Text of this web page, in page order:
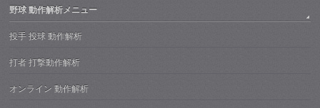
野球 動作解析メニュー
投手 投球 動作解析
打者 打撃動作解析
オンライン 動作解析